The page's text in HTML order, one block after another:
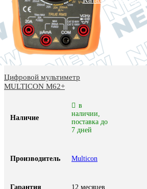
Цифровой мультиметр
MULTICON M62+
Наличие
в
наличии,
поставка до
7 дней
Производитель Multicon
Гарантия 12 месяцев